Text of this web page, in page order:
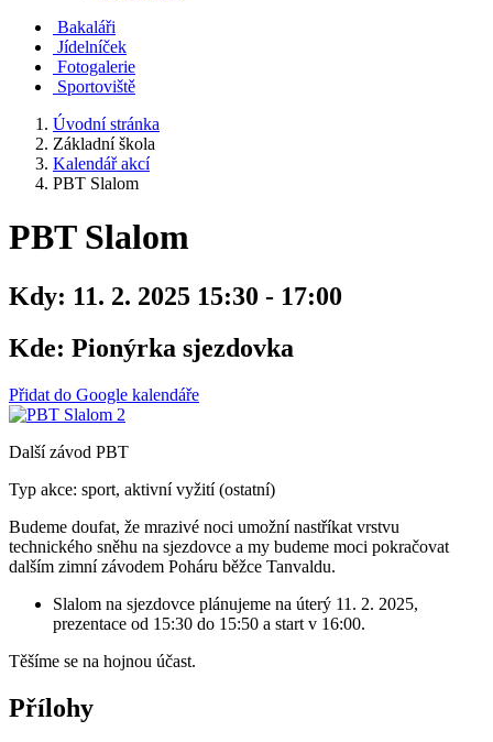
Bakaláři
Jídelníček
Fotogalerie
Sportoviště
Úvodní stránka
Základní škola
Kalendář akcí
PBT Slalom
PBT Slalom
Kdy: 11. 2. 2025 15:30 - 17:00
Kde: Pionýrka sjezdovka
Přidat do Google kalendáře
Další závod PBT
Typ akce: sport, aktivní vyžití (ostatní)
Budeme doufat, že mrazivé noci umožní nastříkat vrstvu
technického sněhu na sjezdovce a my budeme moci pokračovat
dalším zimní závodem Poháru běžce Tanvaldu.
Slalom na sjezdovce plánujeme na úterý 11. 2. 2025,
prezentace od 15:30 do 15:50 a start v 16:00.
Těšíme se na hojnou účast.
Přílohy